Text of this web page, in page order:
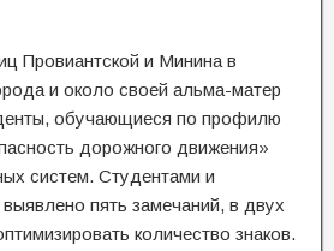
Провиантской и Минина в
и около своей альма-матер
обучающиеся по профилю
дорожного движения»
систем. Студентами и
пять замечаний, в двух
количество знаков.